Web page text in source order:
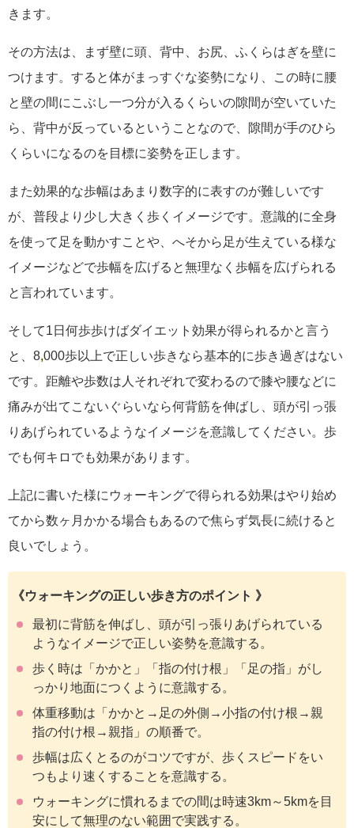
きます。
その方法は、まず壁に頭、背中、お尻、ふくらはぎを壁に
つけます。すると体がまっすぐな姿勢になり、この時に腰
と壁の間にこぶし一つ分が入るくらいの隙間が空いていた
ら、背中が反っているということなので、隙間が手のひら
くらいになるのを目標に姿勢を正します。
また効果的な歩幅はあまり数字的に表すのが難しいです
が、普段より少し大きく歩くイメージです。意識的に全身
を使って足を動かすことや、へそから足が生えている様な
イメージなどで歩幅を広げると無理なく歩幅を広げられる
と言われています。
そして1日何歩歩けばダイエット効果が得られるかと言う
と、8,000歩以上で正しい歩きなら基本的に歩き過ぎはない
です。距離や歩数は人それぞれで変わるので膝や腰などに
痛みが出てこないぐらいなら何背筋を伸ばし、頭が引っ張
りあげられているようなイメージを意識してください。歩
でも何キロでも効果があります。
上記に書いた様にウォーキングで得られる効果はやり始め
てから数ヶ月かかる場合もあるので焦らず気長に続けると
良いでしょう。
《ウォーキングの正しい歩き方のポイント 》
最初に背筋を伸ばし、頭が引っ張りあげられている
ようなイメージで正しい姿勢を意識する。
歩く時は「かかと」「指の付け根」「足の指」がし
っかり地面につくように意識する。
体重移動は「かかと→足の外側→小指の付け根→親
指の付け根→親指」の順番で。
歩幅は広くとるのがコツですが、歩くスピードをい
つもより速くすることを意識する。
ウォーキングに慣れるまでの間は時速3km～5kmを目
安にして無理のない範囲で実践する。